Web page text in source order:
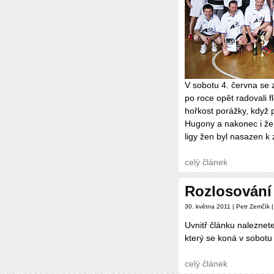
V sobotu 4. června se
po roce opět radovali
hořkost porážky, když
Hugony a nakonec i
ligy žen byl nasazen
celý článek
30. května 2011 | Petr Zemčík
Uvnitř článku
který se koná v
celý článek